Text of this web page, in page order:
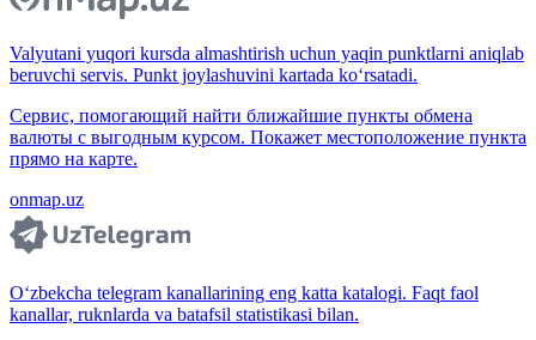
Valyutani yuqori kursda almashtirish uchun yaqin punktlarni aniqlab
beruvchi servis. Punkt joylashuvini kartada ko‘rsatadi.
Сервис, помогающий найти ближайшие пункты обмена
валюты с выгодным курсом. Покажет местоположение пункта
прямо на карте.
onmap.uz
O‘zbekcha telegram kanallarining eng katta katalogi. Faqt faol
kanallar, ruknlarda va batafsil statistikasi bilan.